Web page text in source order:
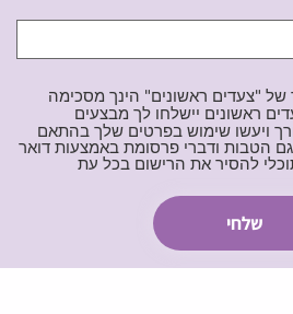
"צעדים ראשונים" הינך מסכימה
ראשונים יישלחו לך מבצעים
ויעשו שימוש בפרטים שלך בהתאם
גם הטבות ודברי פרסומת באמצעות דואר